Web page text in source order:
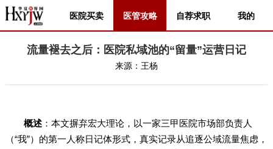
医院买卖 医管攻略 自荐求职 我的
流量褪去之后：医院私域池的“留量”运营日记
来源： 王杨
概述：本文摒弃宏大理论，以一家三甲医院市场部负责人
（“我”）的第一人称日记体形式，真实记录从追逐公域流量焦虑，